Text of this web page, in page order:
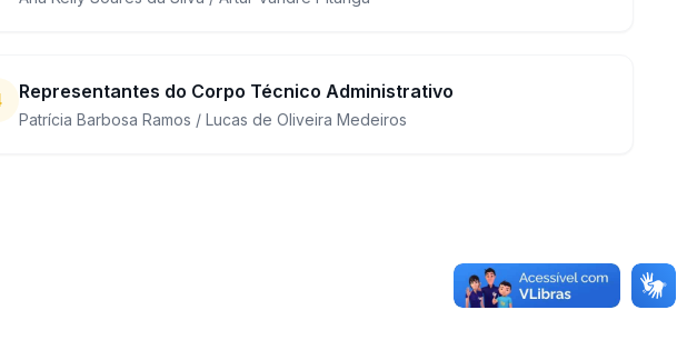
Representantes do Corpo Técnico Administrativo
Patrícia Barbosa Ramos / Lucas de Oliveira Medeiros